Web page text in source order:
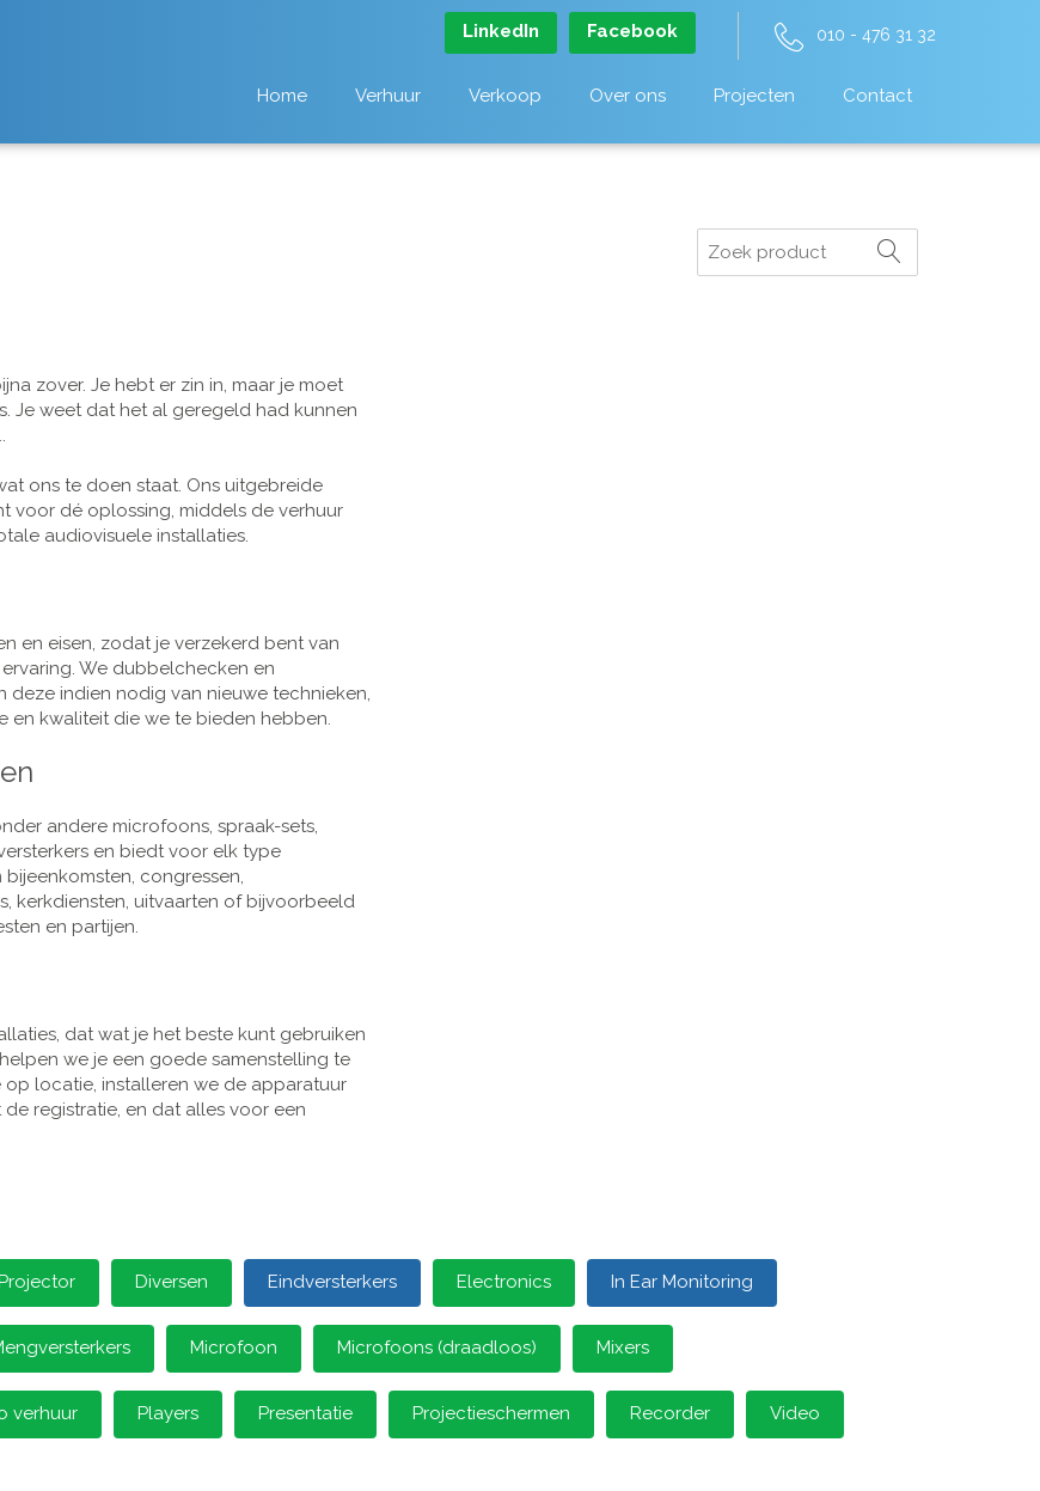
LinkedIn Facebook 010 - 476 31 32
Home Verhuur Verkoop Over ons Projecten Contact
zover. Je hebt er zin in, maar je moet
Je weet dat het al geregeld had kunnen
ons te doen staat. Ons uitgebreide
voor dé oplossing, middels de verhuur
audiovisuele installaties.
en eisen, zodat je verzekerd bent van
We dubbelchecken en
indien nodig van nieuwe technieken,
en kwaliteit die we te bieden hebben.
andere microfoons, spraak-sets,
en biedt voor elk type
congressen,
kerkdiensten, uitvaarten of bijvoorbeeld
en partijen.
dat wat je het beste kunt gebruiken
we je een goede samenstelling te
locatie, installeren we de apparatuur
registratie, en dat alles voor een
Zoeken
Diversen Eindversterkers Electronics In Ear Monitoring
Microfoon Microfoons (draadloos) Mixers
verhuur Players Presentatie Projectieschermen Recorder Video